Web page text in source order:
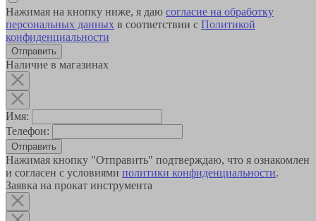
Нажимая на кнопку ниже, я даю согласие на обработку
персональных данных в соответствии с Политикой
конфиденциальности
Наличие в магазинах
Имя:
Телефон:
Отправить
Нажимая кнопку "Отправить" подтверждаю, что я ознакомлен
и согласен с условиями политики конфиденциальности.
Заявка на прокат инструмента